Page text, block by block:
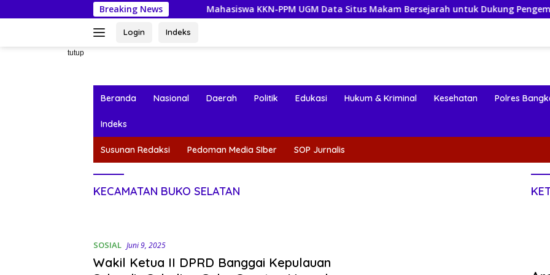
ke
Breaking NewsMahasiswa KKN-PPM UGM Data Situs Makam Bersejarah untuk Dukung Pengembangan Wisata
Login Indeks
tutup
Beranda Nasional Daerah Politik Edukasi Hukum & Kriminal Kesehatan Polres
Indeks
Susunan Redaksi Pedoman Media SIber SOP Jurnalis
KECAMATAN BUKO SELATAN
SOSIAL Juni 9, 2025
Wakil Ketua II DPRD Banggai Kepulauan